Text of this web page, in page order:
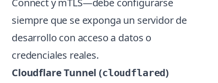
Connect y mTLS—debe configurarse
siempre que se exponga un servidor de
desarrollo con acceso a datos o
credenciales reales.
Cloudflare Tunnel (cloudflared)